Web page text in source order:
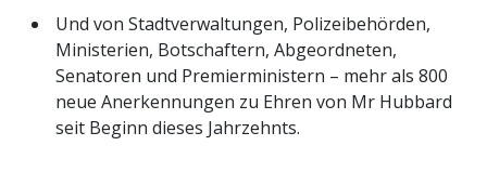
Und von Stadtverwaltungen, Polizeibehörden,
Ministerien, Botschaftern, Abgeordneten,
Senatoren und Premierministern – mehr als 800
neue Anerkennungen zu Ehren von Mr Hubbard
seit Beginn dieses Jahrzehnts.